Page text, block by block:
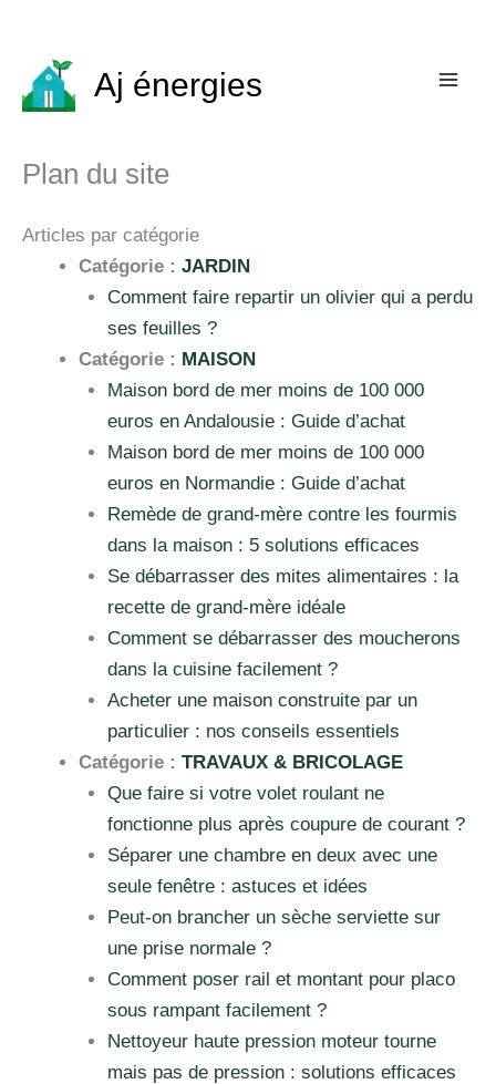
contenu
Aj énergies
Plan du site
Articles par catégorie
Catégorie : JARDIN
Comment faire repartir un olivier qui a perdu
ses feuilles ?
Catégorie : MAISON
Maison bord de mer moins de 100 000
euros en Andalousie : Guide d’achat
Maison bord de mer moins de 100 000
euros en Normandie : Guide d’achat
Remède de grand-mère contre les fourmis
dans la maison : 5 solutions efficaces
Se débarrasser des mites alimentaires : la
recette de grand-mère idéale
Comment se débarrasser des moucherons
dans la cuisine facilement ?
Acheter une maison construite par un
particulier : nos conseils essentiels
Catégorie : TRAVAUX & BRICOLAGE
Que faire si votre volet roulant ne
fonctionne plus après coupure de courant ?
Séparer une chambre en deux avec une
seule fenêtre : astuces et idées
Peut-on brancher un sèche serviette sur
une prise normale ?
Comment poser rail et montant pour placo
sous rampant facilement ?
Nettoyeur haute pression moteur tourne
mais pas de pression : solutions efficaces